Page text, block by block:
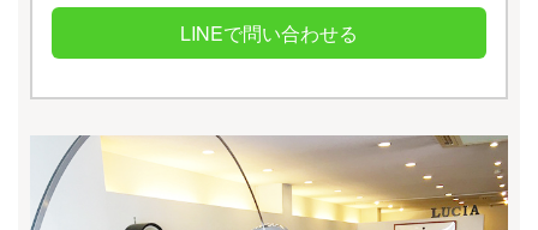
LINEで問い合わせる